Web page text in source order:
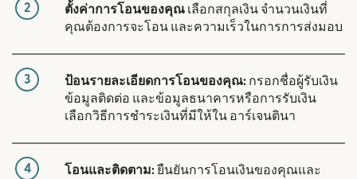
2 ตั้งค่าการโอนของคุณ เลือกสกุลเงิน จำนวนเงินที่
คุณต้องการจะโอน และความเร็วในการการส่งมอบ
3 ป้อนรายละเอียดการโอนของคุณ: กรอกชื่อผู้รับเงิน
ข้อมูลติดต่อ และข้อมูลธนาคารหรือการรับเงิน
เลือกวิธีการชำระเงินที่มีให้ใน อาร์เจนตินา
4 โอนและติดตาม:ยืนยันการโอนเงินของคุณและ